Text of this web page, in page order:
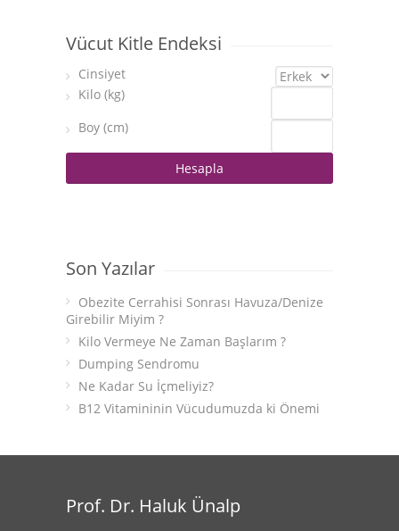
Vücut Kitle Endeksi
Cinsiyet
Kilo (kg)
Boy (cm)
Son Yazılar
Obezite Cerrahisi Sonrası Havuza/Denize
Girebilir Miyim ?
Kilo Vermeye Ne Zaman Başlarım ?
Dumping Sendromu
Ne Kadar Su İçmeliyiz?
B12 Vitamininin Vücudumuzda ki Önemi
Prof. Dr. Haluk Ünalp